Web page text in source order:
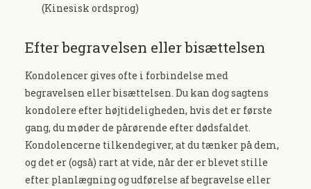
(Kinesisk ordsprog)
Efter begravelsen eller bisættelsen
Kondolencer gives ofte i forbindelse med
begravelsen eller bisættelsen. Du kan dog sagtens
kondolere efter højtideligheden, hvis det er første
gang, du møder de pårørende efter dødsfaldet.
Kondolencerne tilkendegiver, at du tænker på dem,
og det er (også) rart at vide, når der er blevet stille
efter planlægning og udførelse af begravelse eller